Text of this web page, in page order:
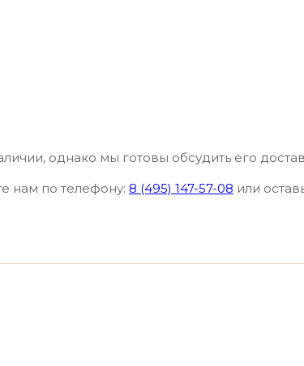
однако мы готовы обсудить его
нам по телефону: 8 (495) 147-57-08 или